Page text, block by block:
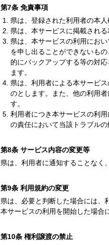
第7条 免責事項
県は、登録された利用者の本
県は、本サービスに掲載され
県は、本サービスの利用にお
を申し出ることができないも
的にバックアップする等の対
ます。
県は、利用者による本サービ
のとします。また、他の利用
す。
利用者につき本サービスの利
の責任において当該トラブル
第8条 サービス内容の変更等
県は、利用者に通知することなく
第9条 利用規約の変更
県は、必要と判断した場合には、
本サービスの利用を開始した場合
第10条 権利譲渡の禁止